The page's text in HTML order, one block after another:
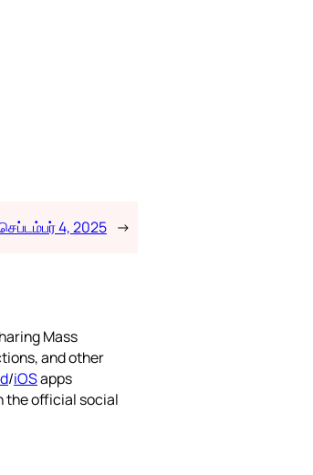
4, 2025 →
Mass
and other
/iOSapps
the official social